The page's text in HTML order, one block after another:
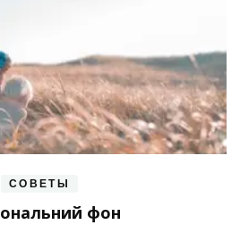
СОВЕТЫ
фон